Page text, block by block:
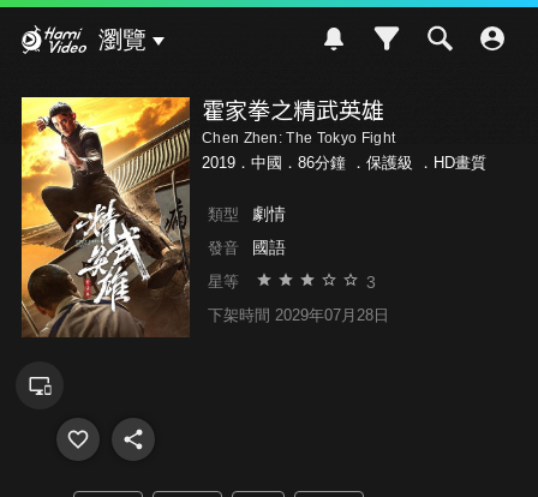
瀏覽
霍家拳之精武英雄
Chen Zhen: The Tokyo Fight
2019．中國．86分鐘 ． 保護級 ．HD畫質
類型 劇情
發音 國語
星等 3
下架時間 2029年07月28日